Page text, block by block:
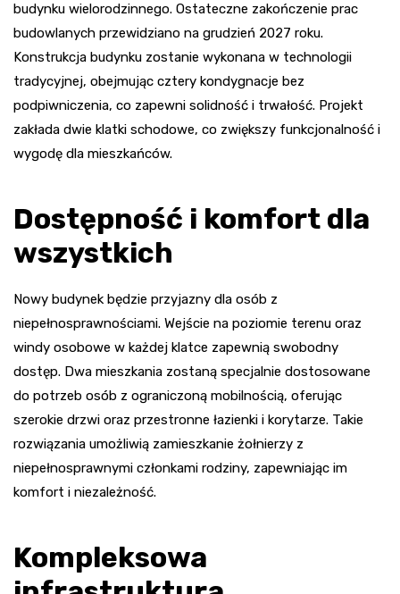
budynku wielorodzinnego. Ostateczne zakończenie prac
budowlanych przewidziano na grudzień 2027 roku.
Konstrukcja budynku zostanie wykonana w technologii
tradycyjnej, obejmując cztery kondygnacje bez
podpiwniczenia, co zapewni solidność i trwałość. Projekt
zakłada dwie klatki schodowe, co zwiększy funkcjonalność i
wygodę dla mieszkańców.
Dostępność i komfort dla
wszystkich
Nowy budynek będzie przyjazny dla osób z
niepełnosprawnościami. Wejście na poziomie terenu oraz
windy osobowe w każdej klatce zapewnią swobodny
dostęp. Dwa mieszkania zostaną specjalnie dostosowane
do potrzeb osób z ograniczoną mobilnością, oferując
szerokie drzwi oraz przestronne łazienki i korytarze. Takie
rozwiązania umożliwią zamieszkanie żołnierzy z
niepełnosprawnymi członkami rodziny, zapewniając im
komfort i niezależność.
Kompleksowa